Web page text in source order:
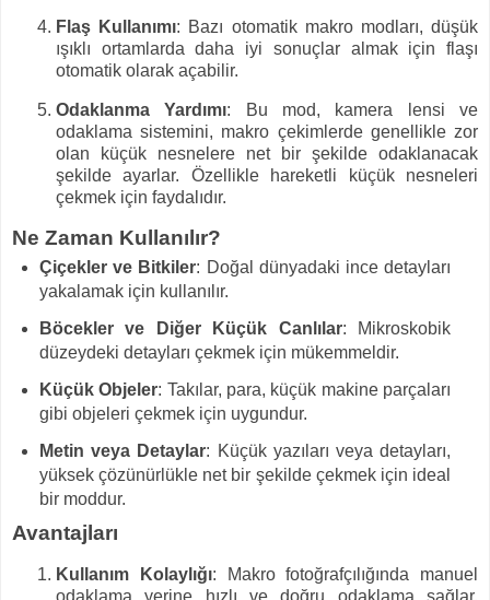
Flaş Kullanımı: Bazı otomatik makro modları, düşük
ışıklı ortamlarda daha iyi sonuçlar almak için flaşı
otomatik olarak açabilir.
Odaklanma Yardımı: Bu mod, kamera lensi ve
odaklama sistemini, makro çekimlerde genellikle zor
olan küçük nesnelere net bir şekilde odaklanacak
şekilde ayarlar. Özellikle hareketli küçük nesneleri
çekmek için faydalıdır.
Ne Zaman Kullanılır?
Çiçekler ve Bitkiler: Doğal dünyadaki ince detayları
yakalamak için kullanılır.
Böcekler ve Diğer Küçük Canlılar: Mikroskobik
düzeydeki detayları çekmek için mükemmeldir.
Küçük Objeler: Takılar, para, küçük makine parçaları
gibi objeleri çekmek için uygundur.
Metin veya Detaylar: Küçük yazıları veya detayları,
yüksek çözünürlükle net bir şekilde çekmek için ideal
bir moddur.
Avantajları
Kullanım Kolaylığı: Makro fotoğrafçılığında manuel
odaklama yerine hızlı ve doğru odaklama sağlar.